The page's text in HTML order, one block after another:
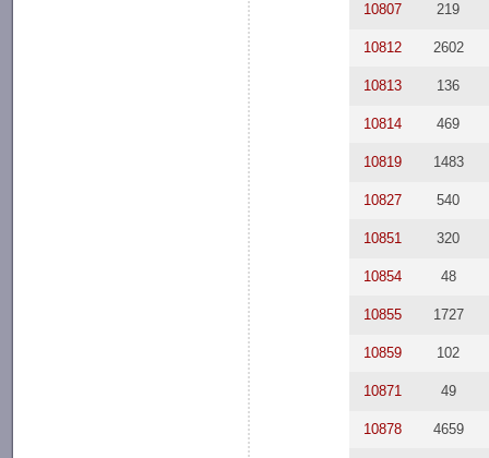
10807 219
10812 2602
10813 136
10814 469
10819 1483
10827 540
10851 320
10854 48
10855 1727
10859 102
10871 49
10878 4659